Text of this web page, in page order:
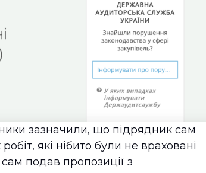
зазначили, що підрядник сам
які нібито були не враховані
подав пропозиції з